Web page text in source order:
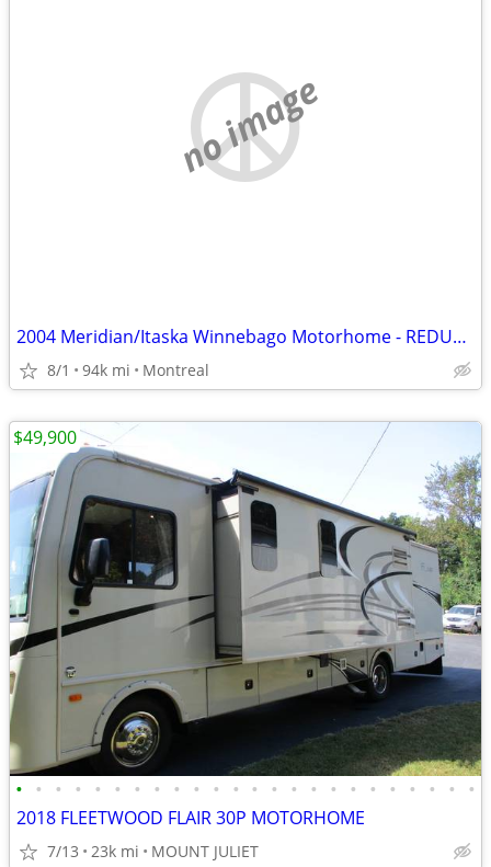
no image
2004 Meridian/Itaska Winnebago Motorhome - REDUCED - MAKE OFFER!
8/1 94k mi Montreal
• • • • • • • • • • • • • • • • • • • • • • • •
2018 FLEETWOOD FLAIR 30P MOTORHOME
7/13 23k mi MOUNT JULIET
$49,900